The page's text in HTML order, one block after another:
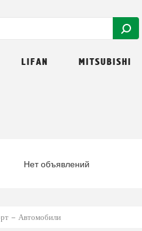
LIFAN MITSUBISHI
Нет объявлений
Автомобили